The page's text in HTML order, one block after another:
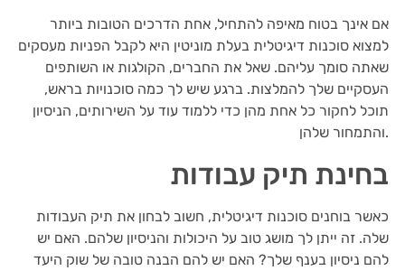
אם אינך בטוח מאיפה להתחיל, אחת הדרכים הטובות ביותר
למצוא סוכנות דיגיטלית בעלת מוניטין היא לקבל הפניות מעסקים
שאתה סומך עליהם. שאל את החברים, הקולגות או השותפים
העסקיים שלך להמלצות. ברגע שיש לך כמה סוכנויות בראש,
תוכל לחקור כל אחת מהן כדי ללמוד עוד על השירותים, הניסיון
והתמחור שלהן.
בחינת תיק עבודות
כאשר בוחנים סוכנות דיגיטלית, חשוב לבחון את תיק העבודות
שלה. זה ייתן לך מושג טוב על היכולות והניסיון שלהם. האם יש
להם ניסיון בענף שלך? האם יש להם הבנה טובה של שוק היעד